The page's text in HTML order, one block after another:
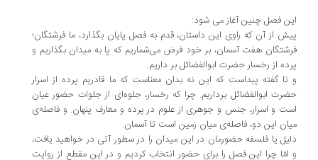
فصل چنین آغاز می شود:
از آن که راوی این داستان، قدم به فصل پایان بگذارد، ما فرشتگان؛
هفت آسمان، بر خود فرض می‌شماریم که پا به میدان بگذاریم و
از رخسار حضرت ابوالفضائل بر داریم.
گفته پیداست که این نه بدان معناست که ما قادریم پرده از اسرار
ابوالفضائل برداریم. چرا که رخسار، جلوه‌ای از جلوات حضور عیان
و اسرار، جنس و جوهری از علوم در پرده و معارف پنهان. و فاصله‌ی
این دو، فاصله‌ی میان زمین است تا آسمان.
یا فلسفه حضورمان در این میدان را در سطور آتی در خواهید یافت،
چرا این فصل را برای حضور انتخاب کردیم و در این مقطع از روایت